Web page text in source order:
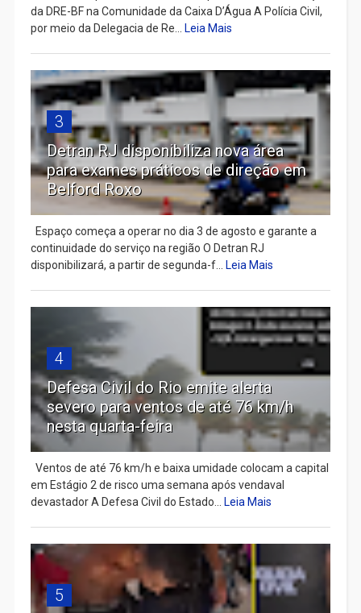
da DRE-BF na Comunidade da Caixa D’Água A Polícia Civil,
por meio da Delegacia de Re...
Leia Mais
3
Detran RJ disponibiliza nova área
para exames práticos de direção em
Belford Roxo
Espaço começa a operar no dia 3 de agosto e garante a
continuidade do serviço na região O Detran RJ
disponibilizará, a partir de segunda-f...
Leia Mais
4
Defesa Civil do Rio emite alerta
severo para ventos de até 76 km/h
nesta quarta-feira
Ventos de até 76 km/h e baixa umidade colocam a capital
em Estágio 2 de risco uma semana após vendaval
devastador A Defesa Civil do Estado...
Leia Mais
5